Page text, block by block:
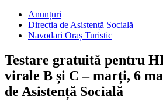
Anunțuri
Direcția de Asistență Socială
Navodari Oraș Turistic
Testare gratuită pentru
virale B și C – marți, 6
de Asistență Socială